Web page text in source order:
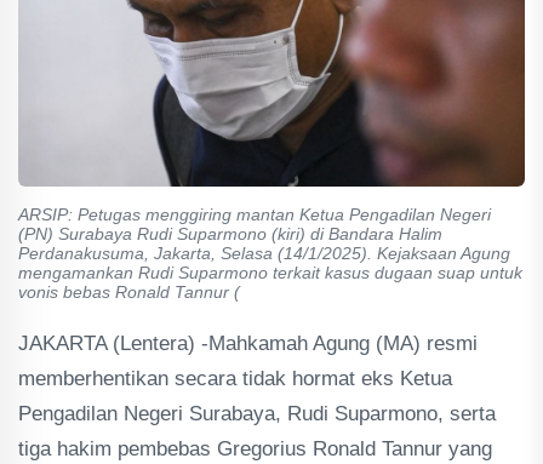
ARSIP: Petugas menggiring mantan Ketua Pengadilan Negeri
(PN) Surabaya Rudi Suparmono (kiri) di Bandara Halim
Perdanakusuma, Jakarta, Selasa (14/1/2025). Kejaksaan Agung
mengamankan Rudi Suparmono terkait kasus dugaan suap untuk
vonis bebas Ronald Tannur (
JAKARTA (Lentera) -Mahkamah Agung (MA) resmi
memberhentikan secara tidak hormat eks Ketua
Pengadilan Negeri Surabaya, Rudi Suparmono, serta
tiga hakim pembebas Gregorius Ronald Tannur yang